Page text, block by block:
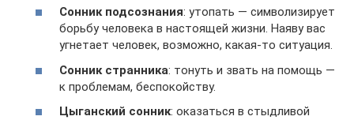
Сонник подсознания: утопать — символизирует
борьбу человека в настоящей жизни. Наяву вас
угнетает человек, возможно, какая-то ситуация.
Сонник странника: тонуть и звать на помощь —
к проблемам, беспокойству.
Цыганский сонник: оказаться в стыдливой